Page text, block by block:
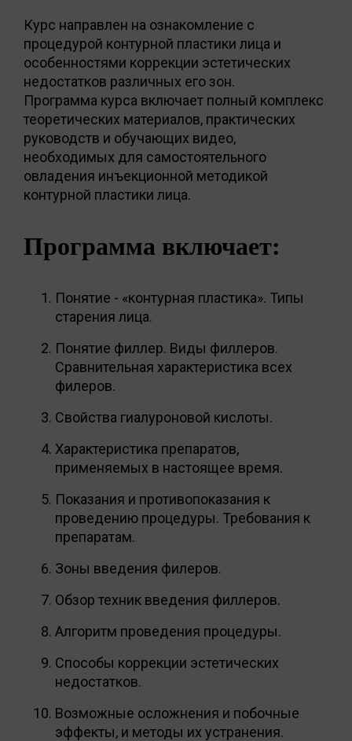
Курс направлен на ознакомление с
процедурой контурной пластики лица и
особенностями коррекции эстетических
недостатков различных его зон.
Программа курса включает полный комплекс
теоретических материалов, практических
руководств и обучающих видео,
необходимых для самостоятельного
овладения инъекционной методикой
контурной пластики лица.
Программа включает:
Понятие - «контурная пластика». Типы
старения лица.
Понятие филлер. Виды филлеров.
Сравнительная характеристика всех
филеров.
Свойства гиалуроновой кислоты.
Характеристика препаратов,
применяемых в настоящее время.
Показания и противопоказания к
проведению процедуры. Требования к
препаратам.
Зоны введения филеров.
Обзор техник введения филлеров.
Алгоритм проведения процедуры.
Способы коррекции эстетических
недостатков.
Возможные осложнения и побочные
эффекты, и методы их устранения.